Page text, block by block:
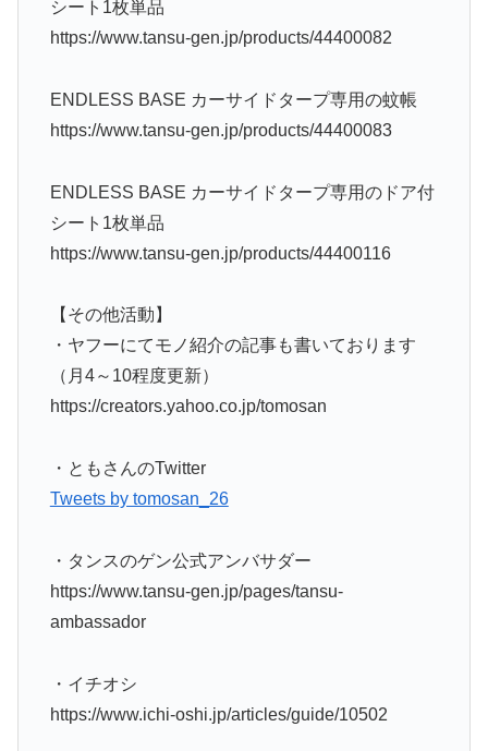
シート1枚単品
https://www.tansu-gen.jp/products/44400082
ENDLESS BASE カーサイドタープ専用の蚊帳
https://www.tansu-gen.jp/products/44400083
ENDLESS BASE カーサイドタープ専用のドア付
シート1枚単品
https://www.tansu-gen.jp/products/44400116
【その他活動】
・ヤフーにてモノ紹介の記事も書いております
（月4～10程度更新）
https://creators.yahoo.co.jp/tomosan
・ともさんのTwitter
Tweets by tomosan_26
・タンスのゲン公式アンバサダー
https://www.tansu-gen.jp/pages/tansu-
ambassador
・イチオシ
https://www.ichi-oshi.jp/articles/guide/10502